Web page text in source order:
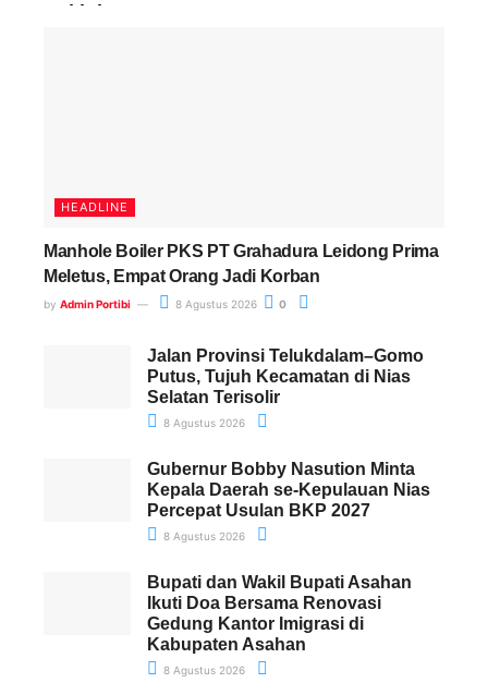
Terkini
HEADLINE
Manhole Boiler PKS PT Grahadura Leidong Prima
Meletus, Empat Orang Jadi Korban
by Admin Portibi 8 Agustus 2026 0
Jalan Provinsi Telukdalam–Gomo
Putus, Tujuh Kecamatan di Nias
Selatan Terisolir
8 Agustus 2026
Gubernur Bobby Nasution Minta
Kepala Daerah se-Kepulauan Nias
Percepat Usulan BKP 2027
8 Agustus 2026
Bupati dan Wakil Bupati Asahan
Ikuti Doa Bersama Renovasi
Gedung Kantor Imigrasi di
Kabupaten Asahan
8 Agustus 2026